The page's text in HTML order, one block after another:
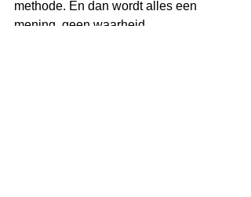
methode. En dan wordt alles een
mening, geen waarheid.